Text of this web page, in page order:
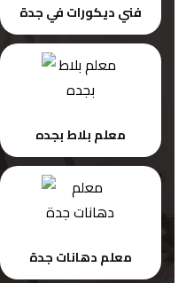
فني ديكورات في جدة
معلم بلاط بجده
معلم دهانات جدة